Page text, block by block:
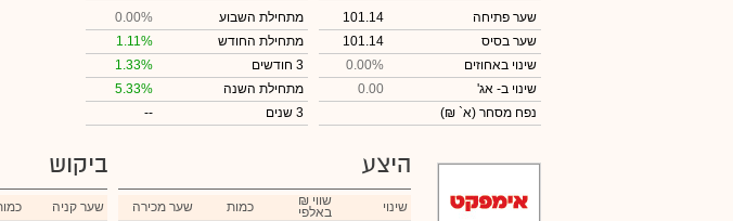
שער פתיחה
101.14
שער בסיס
101.14
שינוי באחוזים
0.00%
שינוי ב- אג'
0.00
נפח מסחר (א` ₪)
מתחילת השבוע
0.00%
מתחילת החודש
1.11%
3 חודשים
1.33%
מתחילת השנה
5.33%
3 שנים
--
היצע
שינוי ₪ שווי
באלפי כמות
שער מכירה
ביקוש
שער קניה